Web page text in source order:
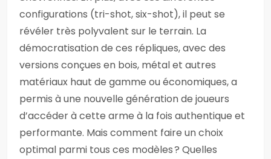
configurations (tri-shot, six-shot), il peut se
révéler très polyvalent sur le terrain. La
démocratisation de ces répliques, avec des
versions conçues en bois, métal et autres
matériaux haut de gamme ou économiques, a
permis à une nouvelle génération de joueurs
d’accéder à cette arme à la fois authentique et
performante. Mais comment faire un choix
optimal parmi tous ces modèles ? Quelles